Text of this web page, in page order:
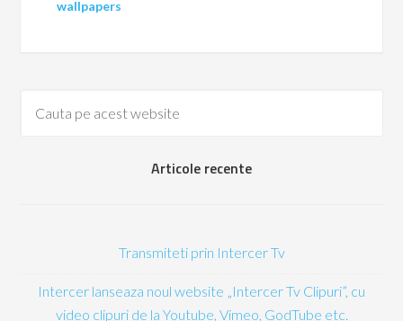
wallpapers
Articole recente
Transmiteti prin Intercer Tv
Intercer lanseaza noul website „Intercer Tv Clipuri”, cu
video clipuri de la Youtube, Vimeo, GodTube etc.